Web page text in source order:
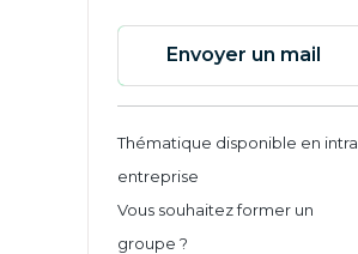
Envoyer un mail
Thématique disponible en intra
entreprise
Vous souhaitez former un
groupe ?